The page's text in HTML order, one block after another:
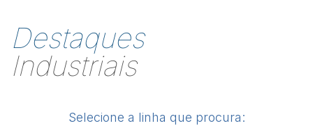
Destaques
Industriais
Selecione a linha que procura: